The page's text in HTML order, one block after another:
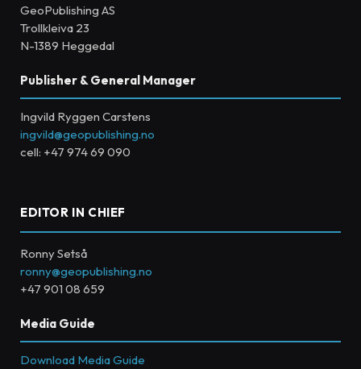
GeoPublishing AS
Trollkleiva 23
N-1389 Heggedal
Publisher & General Manager
Ingvild Ryggen Carstens
ingvild@geopublishing.no
cell: +47 974 69 090
EDITOR IN CHIEF
Ronny Setså
ronny@geopublishing.no
+47 901 08 659
Media Guide
Download Media Guide